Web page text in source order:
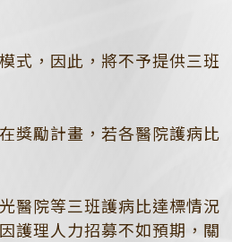
式，因此，將不予提供三班
獎勵計畫，若各醫院護病比
醫院等三班護病比達標情況
護理人力招募不如預期，關